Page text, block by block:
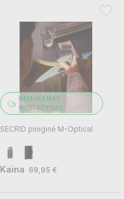
NEMOKAMAS
PRISTATYMAS
SECRID piniginė M-Optical
Kaina 69,95 €